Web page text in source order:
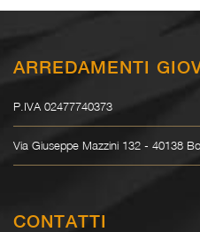
ARREDAMENTI
P.IVA 02477740373
Via Giuseppe Mazzini 132 - 40138
CONTATTI